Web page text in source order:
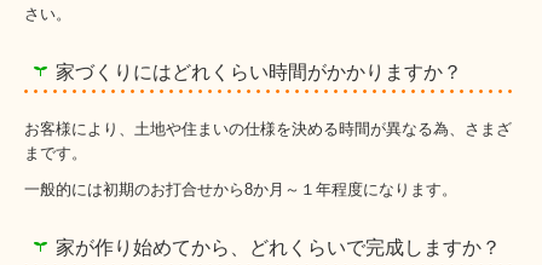
さい。
家づくりにはどれくらい時間がかかりますか？
お客様により、土地や住まいの仕様を決める時間が異なる為、さまざ
まです。
一般的には初期のお打合せから8か月～１年程度になります。
家が作り始めてから、どれくらいで完成しますか？